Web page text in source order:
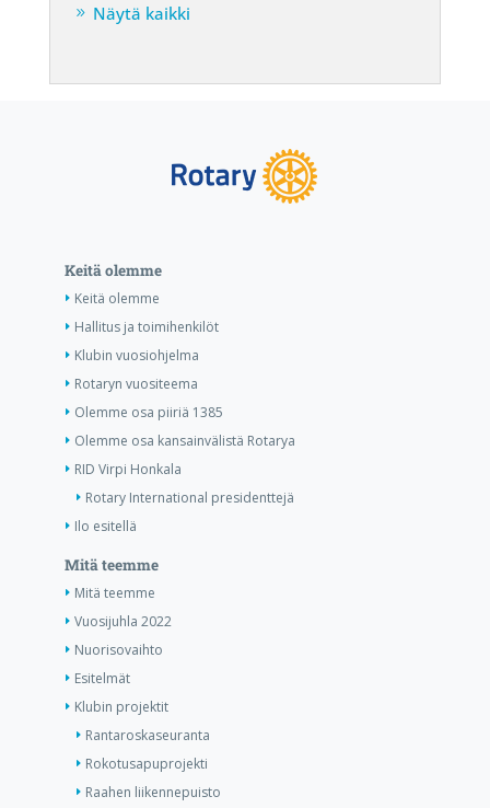
Näytä kaikki
Keitä olemme
Keitä olemme
Hallitus ja toimihenkilöt
Klubin vuosiohjelma
Rotaryn vuositeema
Olemme osa piiriä 1385
Olemme osa kansainvälistä Rotarya
RID Virpi Honkala
Rotary International presidenttejä
Ilo esitellä
Mitä teemme
Mitä teemme
Vuosijuhla 2022
Nuorisovaihto
Esitelmät
Klubin projektit
Rantaroskaseuranta
Rokotusapuprojekti
Raahen liikennepuisto